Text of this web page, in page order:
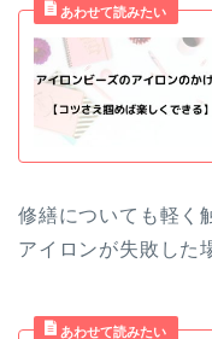
修繕についても軽く
アイロンが失敗した